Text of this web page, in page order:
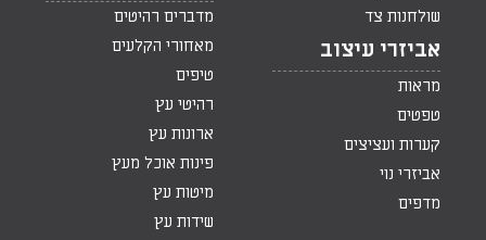
שולחנות צד
אביזרי עיצוב
מראות
טפטים
קערות ועציצים
אביזרי נוי
מדפים
מדברים רהיטים
מאחורי הקלעים
טיפים
רהיטי עץ
ארונות עץ
פינות אוכל מעץ
מיטות עץ
שידות עץ